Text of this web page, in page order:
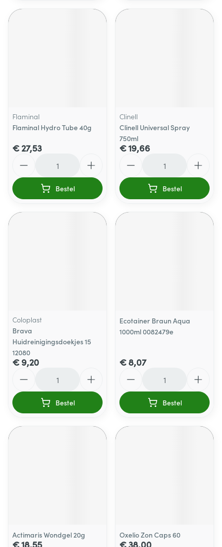
Flaminal
Flaminal Hydro Tube 40g
€ 27,53
Bestel
Clinell
Clinell Universal Spray
750ml
€ 19,66
Bestel
Coloplast
Brava
Huidreinigingsdoekjes 15
12080
€ 9,20
Bestel
Ecotainer Braun Aqua
1000ml 0082479e
€ 8,07
Bestel
Actimaris Wondgel 20g
€ 18,55
Oxelio Zon Caps 60
€ 38,00